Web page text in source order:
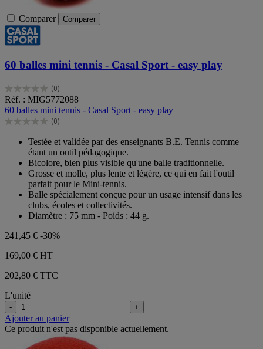
Comparer Comparer
60 balles mini tennis - Casal Sport - easy play
(0)
0.0
sur
5
étoiles.
Réf. : MIG5772088
60 balles mini tennis - Casal Sport - easy play
(0)
0.0
étoiles.
Testée et validée par des enseignants B.E. Tennis comme
étant un outil pédagogique.
Bicolore, bien plus visible qu'une balle traditionnelle.
Grosse et molle, plus lente et légère, ce qui en fait l'outil
parfait pour le Mini-tennis.
Balle spécialement conçue pour un usage intensif dans les
clubs, écoles et collectivités.
Diamètre : 75 mm - Poids : 44 g.
241,45 € -30%
169,00 € HT
202,80 € TTC
L'unité
- +
Ajouter au panier
Ce produit n'est pas disponible actuellement.